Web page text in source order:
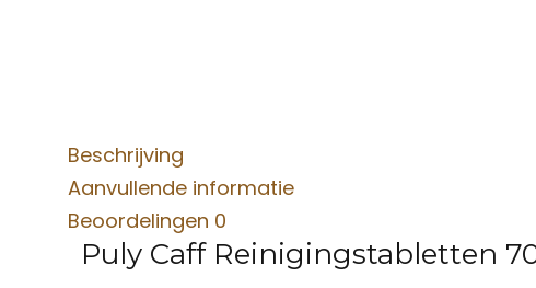
Beschrijving
Aanvullende informatie
Beoordelingen 0
Puly Caff Reinigingstabletten